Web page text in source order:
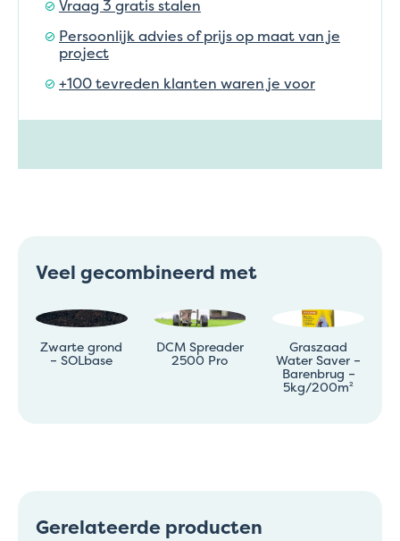
Vraag 3 gratis stalen
Persoonlijk advies of prijs op maat van je
project
+100 tevreden klanten waren je voor
Veel gecombineerd met
Zwarte grond
– SOLbase
DCM Spreader
2500 Pro
Graszaad
Water Saver –
Barenbrug –
5kg/200m²
Gerelateerde producten